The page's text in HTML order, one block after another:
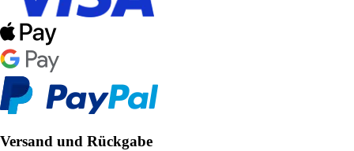
Versand und Rückgabe